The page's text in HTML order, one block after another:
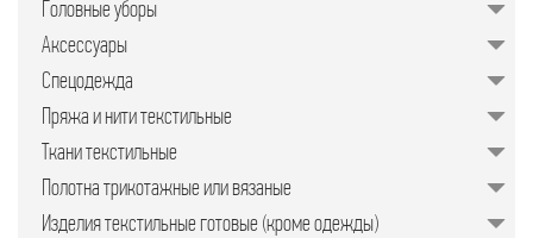
Подобрать качественные изделия в
Головные уборы
Аксессуары
Спецодежда
Пряжа и нити текстильные
Ткани текстильные
Полотна трикотажные или вязаные
Изделия текстильные готовые (кроме одежды)